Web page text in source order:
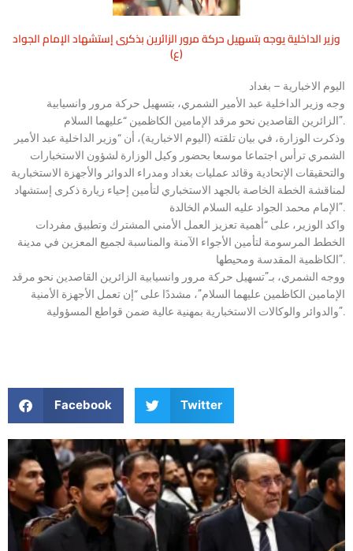
وزير الداخلية يوجه بتسهيل حركة مرور الزائرين بذكرى إستشهاد الإمام الجواد
(ع)
اليوم الاخبارية – بغداد
وجه وزير الداخلية عبد الأمير الشمري، بتسهيل حركة مرور وانسيابية
الزائرين القاصدين نحو مرقد الإمامين الكاظمين “عليهما السلام”.
وذكرت الوزارة، في بيان تلقته (اليوم الاخبارية)، أن “وزير الداخلية عبد الأمير
الشمري ترأس اجتماعا موسعا بحضور وكيل الوزارة لشؤون الاستخبارات
والتحقيقات الإتحادية وقائد عمليات بغداد ومدراء الدوائر والأجهزة الاستخبارية
لمناقشة الخطة الخاصة بالجهد الاستخباري لتأمين إحياء زيارة ذكرى إستشهاد
الإمام محمد الجواد عليه السلام الخالدة”.
واكد الوزير، على “أهمية تعزيز العمل الأمني المشترك وتطبيق مفردات
الخطط المرسومة لتأمين الأجواء الآمنة والمناسبة لجميع المعزين في مدينة
الكاظمية المقدسة ومحيطها”.
ووجه الشمري، بـ”تسهيل حركة مرور وانسيابية الزائرين القاصدين نحو مرقد
الإمامين الكاظمين عليهما السلام”، مشددًا على “إن تعمل الأجهزة الأمنية
والدوائر والوكالات الاستخبارية بمهنية عالية ضمن قواطع المسؤولية”.
Facebook Twitter